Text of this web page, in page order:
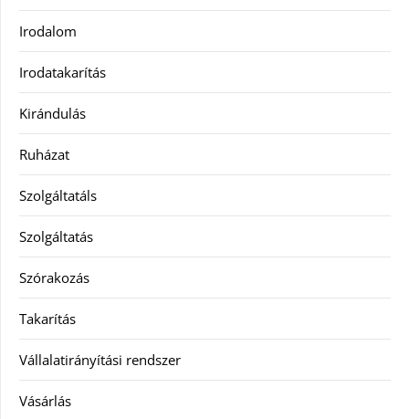
Irodalom
Irodatakarítás
Kirándulás
Ruházat
Szolgáltatáls
Szolgáltatás
Szórakozás
Takarítás
Vállalatirányítási rendszer
Vásárlás